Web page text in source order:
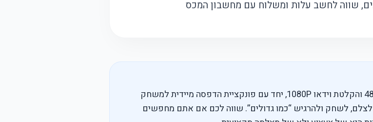
שווה לחשב עלות ומשלוח עם מחשבון המכס
זו מצלמת ילדים קומפקטית עם צילום עד 48MP והקלטת וידאו 1080P, יחד עם פונקציית הדפסה מיידית למשחק
לילדים בני 3-12 שרוצים לצלם, לשחק ולהרגיש “כמו גדולים”. שווה לכם אם אתם מחפשים